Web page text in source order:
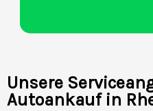
Unsere
Autoankauf in